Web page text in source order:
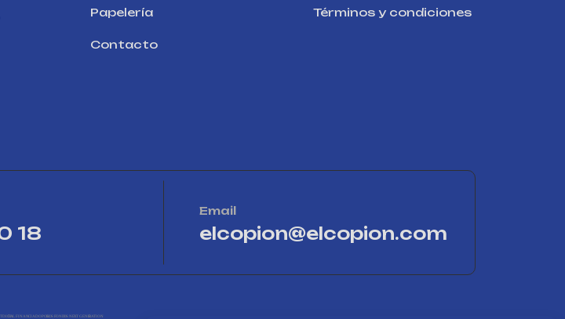
Papelería
Contacto
Términos y condiciones
90 18
Email
elcopion@elcopion.com